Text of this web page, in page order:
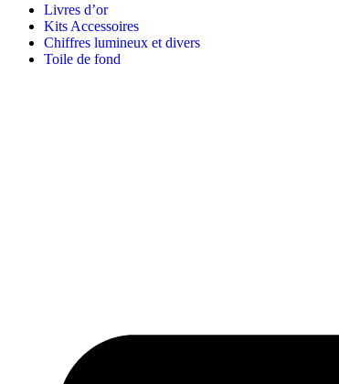
Livres d’or
Kits Accessoires
Chiffres lumineux et divers
Toile de fond